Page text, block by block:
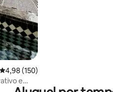
4,98 de uma avaliação média de 5,
4,98 (150)
e